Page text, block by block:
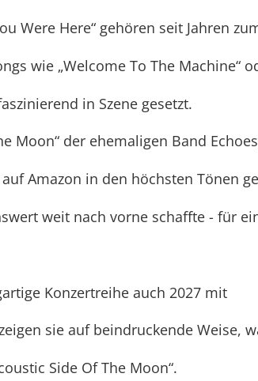
Were Here“ gehören seit Jahren
wie „Welcome To The Machine“
in Szene gesetzt.
Moon“ der ehemaligen Band
Amazon in den höchsten Tönen
weit nach vorne schaffte - für
Konzertreihe auch 2027 mit
sie auf beindruckende Weise,
Side Of The Moon“.